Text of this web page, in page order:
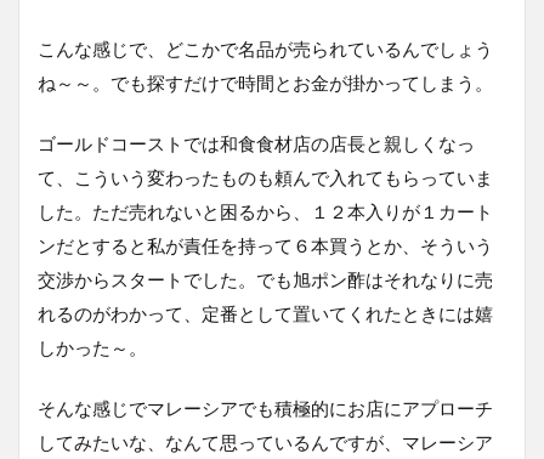
こんな感じで、どこかで名品が売られているんでしょう
ね～～。でも探すだけで時間とお金が掛かってしまう。
ゴールドコーストでは和食食材店の店長と親しくなっ
て、こういう変わったものも頼んで入れてもらっていま
した。ただ売れないと困るから、１２本入りが１カート
ンだとすると私が責任を持って６本買うとか、そういう
交渉からスタートでした。でも旭ポン酢はそれなりに売
れるのがわかって、定番として置いてくれたときには嬉
しかった～。
そんな感じでマレーシアでも積極的にお店にアプローチ
してみたいな、なんて思っているんですが、マレーシア